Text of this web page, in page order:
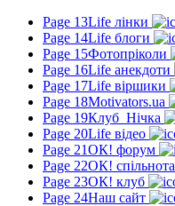
Page 13Life лінки
Page 14Life блоги
Page 15Фотопріколи
Page 16Life анекдоти
Page 17Life віршики
Page 18Motivators.ua
Page 19Клуб_Нічка
Page 20Life відео
Page 21ОК! форум
Page 22ОК! спільнота
Page 23ОК! клуб
Page 24Наш сайт